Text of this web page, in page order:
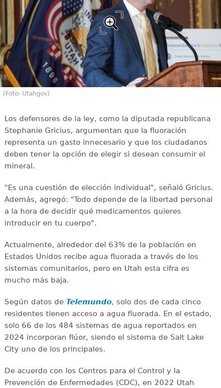
(Foto: Utahgov)
Los defensores de la ley, como la diputada republicana
Stephanie Gricius, argumentan que la fluoración
representa un gasto innecesario y que los ciudadanos
deben tener la opción de elegir si desean consumir el
mineral.
"Es una cuestión de elección individual", señaló Gricius.
Además, agregó: "Todo depende de la libertad personal
a la hora de decidir qué medicamentos quieres
introducir en tu cuerpo".
Actualmente, alrededor del 63% de la población en
Estados Unidos recibe agua fluorada a través de los
sistemas comunitarios, pero en Utah esta cifra es
mucho más baja.
Según datos de Telemundo, solo dos de cada cinco
residentes tienen acceso a agua fluorada. En el estado,
solo 66 de los 484 sistemas de agua reportados en
2024 incorporan flúor, siendo el sistema de Salt Lake
City uno de los principales.
De acuerdo con los Centros para el Control y la
Prevención de Enfermedades (CDC), en 2022 Utah